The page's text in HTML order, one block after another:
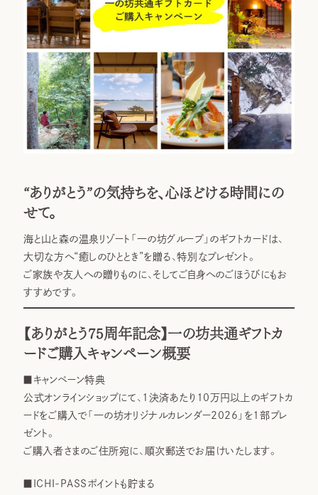
“ありがとう”の気持ちを、心ほどける時間にの
せて。
海と山と森の温泉リゾート「一の坊グループ」のギフトカードは、
大切な方へ“癒しのひととき”を贈る、特別なプレゼント。
ご家族や友人への贈りものに、そしてご自身へのごほうびにもお
すすめです。
【ありがとう75周年記念】一の坊共通ギフトカ
ードご購入キャンペーン概要
■ キャンペーン特典
公式オンラインショップにて、1決済あたり10万円以上のギフトカ
ードをご購入で「一の坊オリジナルカレンダー2026」を1部プレ
ゼント。
ご購入者さまのご住所宛に、順次郵送でお届けいたします。
■ICHI-PASSポイントも貯まる